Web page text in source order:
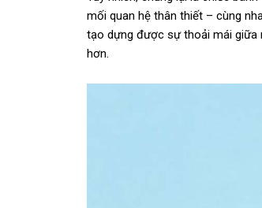
mối quan hệ thân thiết – cùng
tạo dựng được sự thoải mái giữa
hơn.